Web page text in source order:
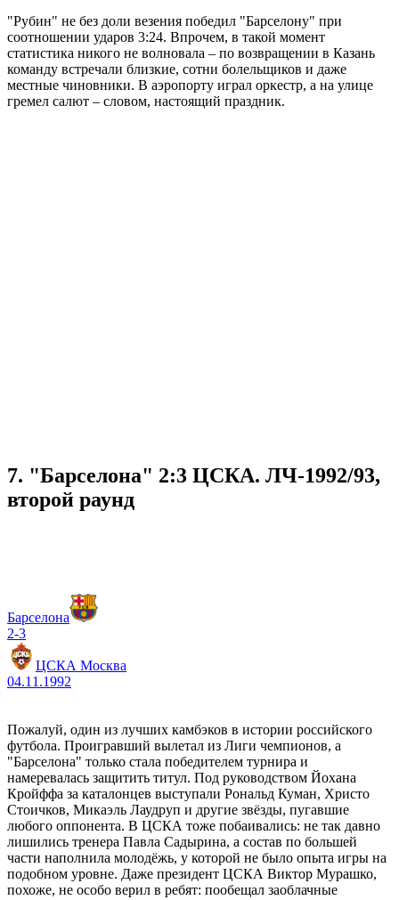
"Рубин" не без доли везения победил "Барселону" при
соотношении ударов 3:24. Впрочем, в такой момент
статистика никого не волновала – по возвращении в Казань
команду встречали близкие, сотни болельщиков и даже
местные чиновники. В аэропорту играл оркестр, а на улице
гремел салют – словом, настоящий праздник.
7. "Барселона" 2:3 ЦСКА. ЛЧ-1992/93,
второй раунд
Барселона
2-3
ЦСКА Москва
04.11.1992
Пожалуй, один из лучших камбэков в истории российского
футбола. Проигравший вылетал из Лиги чемпионов, а
"Барселона" только стала победителем турнира и
намеревалась защитить титул. Под руководством Йохана
Кройффа за каталонцев выступали Рональд Куман, Христо
Стоичков, Микаэль Лаудруп и другие звёзды, пугавшие
любого оппонента. В ЦСКА тоже побаивались: не так давно
лишились тренера Павла Садырина, а состав по большей
части наполнила молодёжь, у которой не было опыта игры на
подобном уровне. Даже президент ЦСКА Виктор Мурашко,
похоже, не особо верил в ребят: пообещал заоблачные